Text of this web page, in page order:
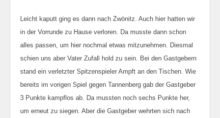
Leicht kaputt ging es dann nach Zwönitz. Auch hier hatten wir
in der Vorrunde zu Hause verloren. Da musste dann schon
alles passen, um hier nochmal etwas mitzunehmen. Diesmal
schien uns aber Vater Zufall hold zu sein. Bei den Gastgebern
stand ein verletzter Spitzenspieler Ampft an den Tischen. Wie
bereits im vorigen Spiel gegen Tannenberg gab der Gastgeber
3 Punkte kampflos ab. Da mussten noch sechs Punkte her,
um erneut zu siegen. Aber die Gastgeber wehrten sich nach